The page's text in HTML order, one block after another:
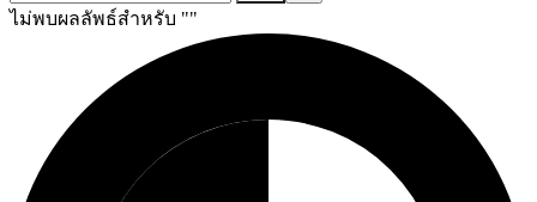
ไม่พบผลลัพธ์สำหรับ ""